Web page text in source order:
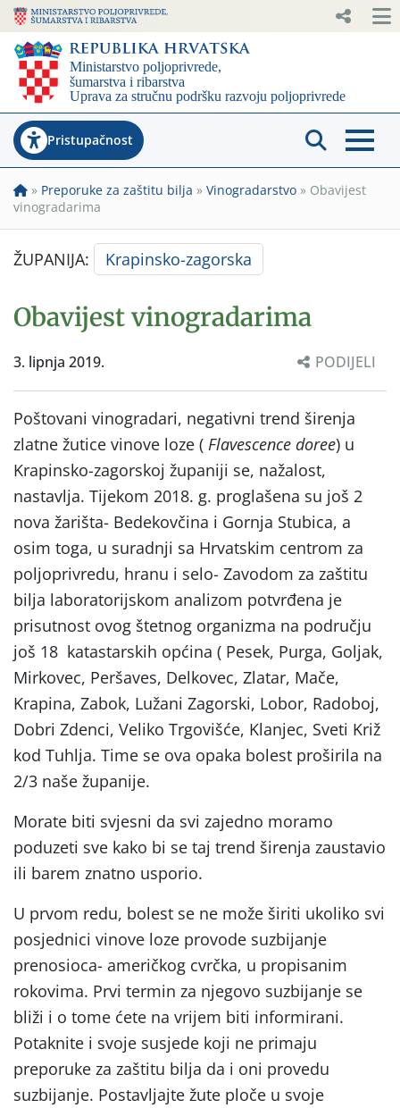
Pristupačnost
» Preporuke za zaštitu bilja » Vinogradarstvo » Obavijest
vinogradarima
ŽUPANIJA: Krapinsko-zagorska
Obavijest vinogradarima
3. lipnja 2019. PODIJELI
Poštovani vinogradari, negativni trend širenja
zlatne žutice vinove loze ( Flavescence doree) u
Krapinsko-zagorskoj županiji se, nažalost,
nastavlja. Tijekom 2018. g. proglašena su još 2
nova žarišta- Bedekovčina i Gornja Stubica, a
osim toga, u suradnji sa Hrvatskim centrom za
poljoprivredu, hranu i selo- Zavodom za zaštitu
bilja laboratorijskom analizom potvrđena je
prisutnost ovog štetnog organizma na području
još 18 katastarskih općina ( Pesek, Purga, Goljak,
Mirkovec, Peršaves, Delkovec, Zlatar, Mače,
Krapina, Zabok, Lužani Zagorski, Lobor, Radoboj,
Dobri Zdenci, Veliko Trgovišće, Klanjec, Sveti Križ
kod Tuhlja. Time se ova opaka bolest proširila na
2/3 naše županije.
Morate biti svjesni da svi zajedno moramo
poduzeti sve kako bi se taj trend širenja zaustavio
ili barem znatno usporio.
U prvom redu, bolest se ne može širiti ukoliko svi
posjednici vinove loze provode suzbijanje
prenosioca- američkog cvrčka, u propisanim
rokovima. Prvi termin za njegovo suzbijanje se
bliži i o tome ćete na vrijem biti informirani.
Potaknite i svoje susjede koji ne primaju
preporuke za zaštitu bilja da i oni provedu
suzbijanje. Postavljajte žute ploče u svoje